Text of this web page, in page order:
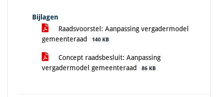
Bijlagen
Raadsvoorstel: Aanpassing vergadermodel
gemeenteraad
140 KB
Concept raadsbesluit: Aanpassing
vergadermodel gemeenteraad
86 KB